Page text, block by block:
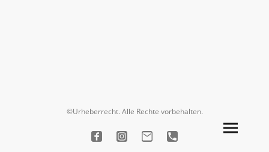
©Urheberrecht. Alle Rechte vorbehalten.